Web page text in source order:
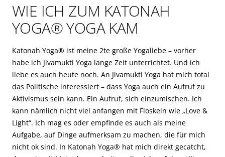
WIE ICH ZUM KATONAH
YOGA® YOGA KAM
Katonah Yoga® ist meine 2te große Yogaliebe – vorher
habe ich Jivamukti Yoga lange Zeit unterrichtet. Und ich
liebe es auch heute noch. An Jivamukti Yoga hat mich total
das Politische interessiert – dass Yoga auch ein Aufruf zu
Aktivismus sein kann. Ein Aufruf, sich einzumischen. Ich
kann nämlich nicht viel anfangen mit Floskeln wie „Love &
Light“. Ich mag es oder empfinde es auch als meine
Aufgabe, auf Dinge aufmerksam zu machen, die für mich
nicht ok sind. In Katonah Yoga® hat mich direkt gecatcht,